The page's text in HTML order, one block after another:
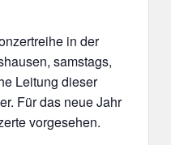
in der
samstags,
Leitung dieser
Für das neue Jahr
vorgesehen.